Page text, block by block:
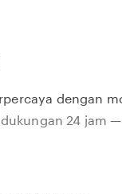
dengan
24 jam